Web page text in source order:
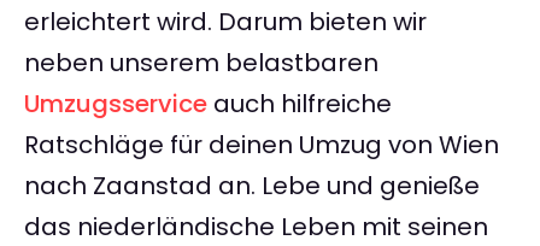
erleichtert wird. Darum bieten wir
neben unserem belastbaren
Umzugsservice auch hilfreiche
Ratschläge für deinen Umzug von Wien
nach Zaanstad an. Lebe und genieße
das niederländische Leben mit seinen